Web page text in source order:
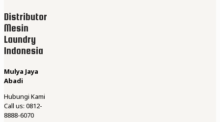
Distributor
Mesin
Laundry
Indonesia
Mulya Jaya
Abadi
Hubungi Kami
Call us: 0812-
8888-6070